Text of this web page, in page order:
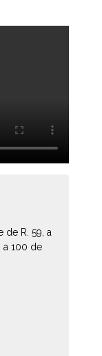
de R. 59, a
a 100 de